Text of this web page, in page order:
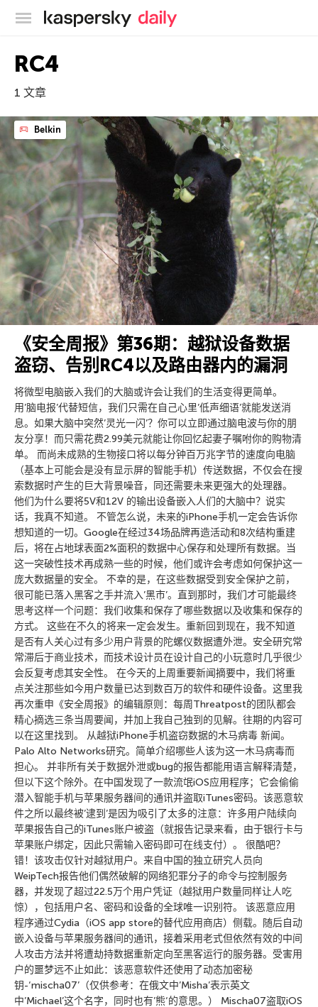
卡巴斯基官方博客
RC4
1 文章
Belkin
《安全周报》第36期：越狱设备数据
盗窃、告别RC4以及路由器内的漏洞
将微型电脑嵌入我们的大脑或许会让我们的生活变得更简单。
用’脑电报’代替短信，我们只需在自己心里’低声细语’就能发送消
息。如果大脑中突然’灵光一闪’？你可以立即通过脑电波与你的朋
友分享！而只需花费2.99美元就能让你回忆起妻子嘱咐你的购物清
单。 而尚未成熟的生物接口将以每分钟百万兆字节的速度向电脑
（基本上可能会是没有显示屏的智能手机）传送数据，不仅会在搜
索数据时产生的巨大背景噪音，同还需要未来更强大的处理器。
他们为什么要将5V和12V 的输出设备嵌入人们的大脑中？说实
话，我真不知道。 不管怎么说，未来的iPhone手机一定会告诉你
想知道的一切。Google在经过34场品牌再造活动和8次结构重建
后，将在占地球表面2%面积的数据中心保存和处理所有数据。当
这一突破性技术再成熟一些的时候，他们或许会考虑如何保护这一
庞大数据量的安全。 不幸的是，在这些数据受到安全保护之前，
很可能已落入黑客之手并流入’黑市’。直到那时，我们才可能最终
思考这样一个问题：我们收集和保存了哪些数据以及收集和保存的
方式。 这些在不久的将来一定会发生。重新回到现在，我不知道
是否有人关心过有多少用户背景的陀螺仪数据遭外泄。安全研究常
常滞后于商业技术，而技术设计员在设计自己的小玩意时几乎很少
会反复考虑其安全性。 在今天的上周重要新闻摘要中，我们将重
点关注那些如今用户数量已达到数百万的软件和硬件设备。这里我
再次重申《安全周报》的编辑原则：每周Threatpost的团队都会
精心摘选三条当周要闻，并加上我自己独到的见解。往期的内容可
以在这里找到。 从越狱iPhone手机盗窃数据的木马病毒 新闻。
Palo Alto Networks研究。简单介绍哪些人该为这一木马病毒而
担心。 并非所有关于数据外泄或bug的报告都能用语言解释清楚，
但以下这个除外。在中国发现了一款流氓iOS应用程序；它会偷偷
潜入智能手机与苹果服务器间的通讯并盗取iTunes密码。该恶意软
件之所以最终被’逮到’是因为吸引了太多的注意：许多用户陆续向
苹果报告自己的iTunes账户被盗（就报告记录来看，由于银行卡与
苹果账户绑定，因此只需输入密码即可在线支付）。 很酷吧？
错！该攻击仅针对越狱用户。来自中国的独立研究人员向
WeipTech报告他们偶然破解的网络犯罪分子的命令与控制服务
器，并发现了超过22.5万个用户凭证（越狱用户数量同样让人吃
惊），包括用户名、密码和设备的全球唯一识别符。 该恶意应用
程序通过Cydia（iOS app store的替代应用商店）侧载。随后自动
嵌入设备与苹果服务器间的通讯，接着采用老式但依然有效的中间
人攻击方法并将遭劫持数据重新定向至黑客运行的服务器。受害用
户的噩梦远不止如此：该恶意软件还使用了动态加密秘
钥-‘mischa07’（仅供参考：在俄文中’Misha’表示英文
中’Michael’这个名字，同时也有’熊‘的意思。） Mischa07盗取iOS